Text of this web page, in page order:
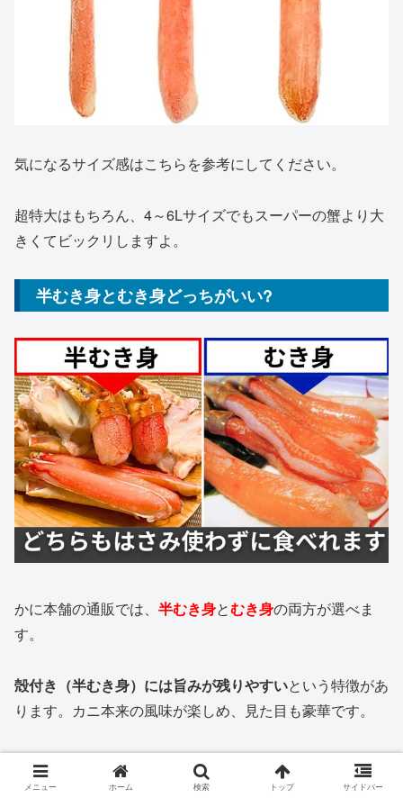
気になるサイズ感はこちらを参考にしてください。
超特大はもちろん、4～6Lサイズでもスーパーの蟹より大
きくてビックリしますよ。
半むき身とむき身どっちがいい?
かに本舗の通販では、 半むき身とむき身の両方が選べま
す。
殻付き（半むき身）には旨みが残りやすいという特徴があ
ります。カニ本来の風味が楽しめ、見た目も豪華です。
一方、 むき身は殻が完全に取り除かれて いるため、
食べや
すさは抜群
です。
メニュー ホーム 検索 トップ サイドバー